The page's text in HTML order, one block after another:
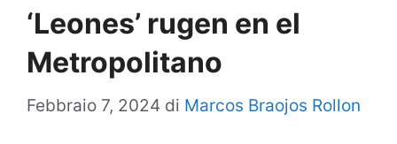
‘Leones’ rugen en el
Metropolitano
Febbraio 7, 2024 di Marcos Braojos Rollon